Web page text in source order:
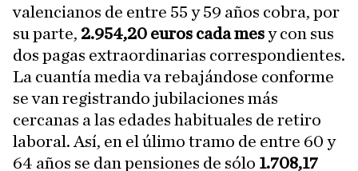
valencianos de entre 55 y 59 años cobra, por
su parte, 2.954,20 euros cada mesy con sus
dos pagas extraordinarias correspondientes.
La cuantía media va rebajándose conforme
se van registrando jubilaciones más
cercanas a las edades habituales de retiro
laboral. Así, en el úlimo tramo de entre 60 y
64 años se dan pensiones de sólo 1.708,17